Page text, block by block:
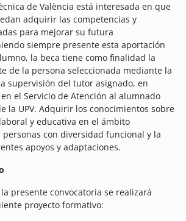
de València está interesada en que
adquirir las competencias y
para mejorar su futura
siempre presente esta aportación
la beca tiene como finalidad la
de la persona seleccionada mediante la
supervisión del tutor asignado, en
el Servicio de Atención al alumnado
la UPV. Adquirir los conocimientos sobre
y educativa en el ámbito
con diversidad funcional y la
apoyos y adaptaciones.
presente convocatoria se realizará
proyecto formativo: